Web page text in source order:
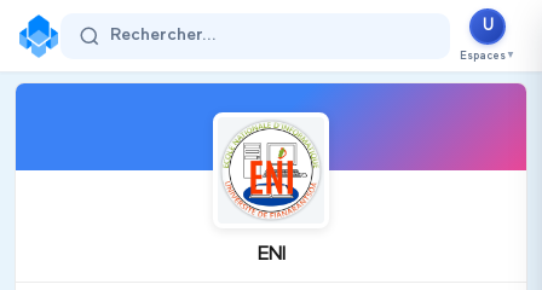
Rechercher...
U
Espaces ▼
ENI